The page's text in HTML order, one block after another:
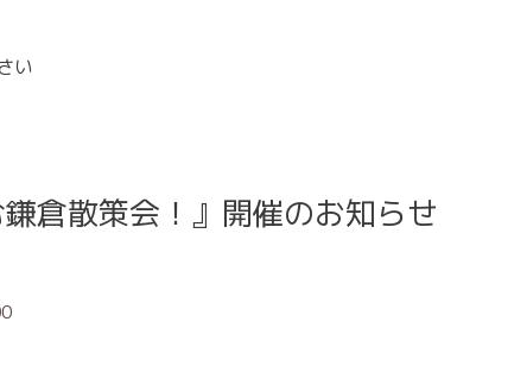
い
倉散策会！』開催のお知らせ